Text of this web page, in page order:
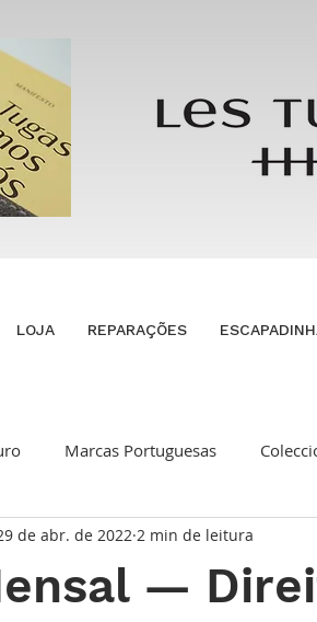
LOJA REPARAÇÕES
Marcas Portuguesas
Principal Série Solares
—
de abr. de 2022 2 min de leitura